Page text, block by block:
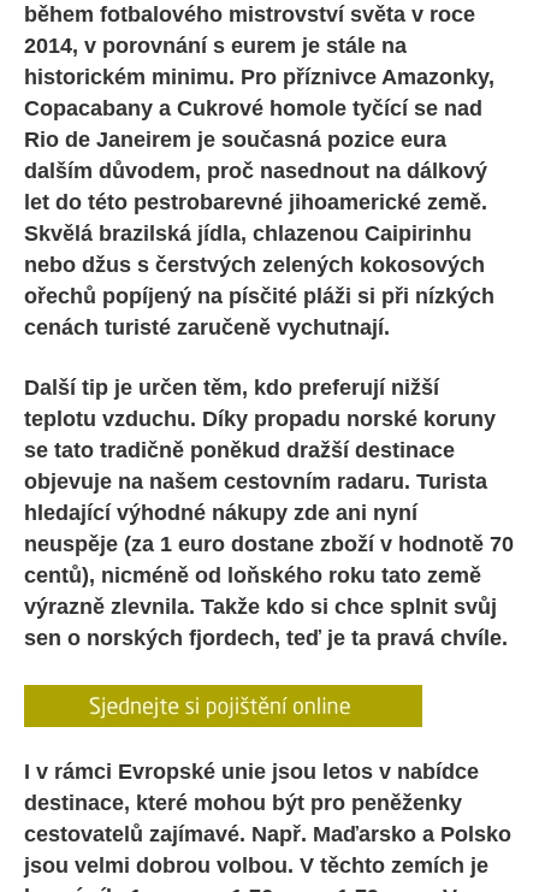
během fotbalového mistrovství světa v roce
2014, v porovnání s eurem je stále na
historickém minimu. Pro příznivce Amazonky,
Copacabany a Cukrové homole tyčící se nad
Rio de Janeirem je současná pozice eura
dalším důvodem, proč nasednout na dálkový
let do této pestrobarevné jihoamerické země.
Skvělá brazilská jídla, chlazenou Caipirinhu
nebo džus s čerstvých zelených kokosových
ořechů popíjený na písčité pláži si při nízkých
cenách turisté zaručeně vychutnají.
Další tip je určen těm, kdo preferují nižší
teplotu vzduchu. Díky propadu norské koruny
se tato tradičně poněkud dražší destinace
objevuje na našem cestovním radaru. Turista
hledající výhodné nákupy zde ani nyní
neuspěje (za 1 euro dostane zboží v hodnotě 70
centů), nicméně od loňského roku tato země
výrazně zlevnila. Takže kdo si chce splnit svůj
sen o norských fjordech, teď je ta pravá chvíle.
I v rámci Evropské unie jsou letos v nabídce
destinace, které mohou být pro peněženky
cestovatelů zajímavé. Např. Maďarsko a Polsko
jsou velmi dobrou volbou. V těchto zemích je